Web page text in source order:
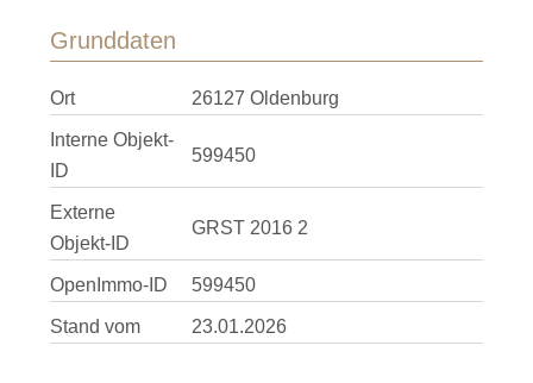
Grunddaten
Ort 26127 Oldenburg
Interne Objekt-
ID
599450
Externe
Objekt-ID
GRST 2016 2
OpenImmo-ID 599450
Stand vom 23.01.2026